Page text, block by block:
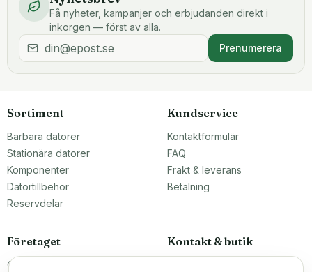
Få nyheter, kampanjer och erbjudanden direkt i
inkorgen — först av alla.
Prenumerera
Sortiment
Bärbara datorer
Stationära datorer
Komponenter
Datortillbehör
Reservdelar
Kundservice
Kontaktformulär
FAQ
Frakt & leverans
Betalning
Företaget
Om oss
Kontakt & butik